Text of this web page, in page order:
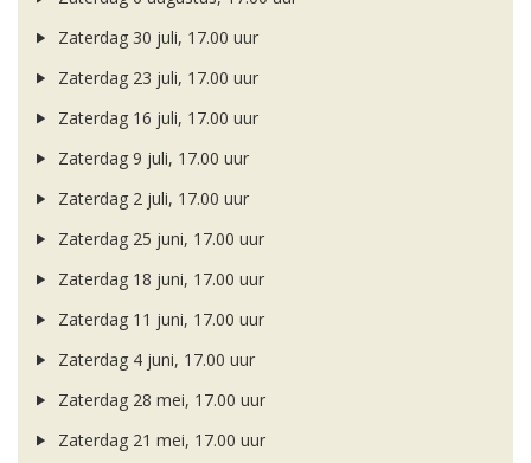
Zaterdag 30 juli, 17.00 uur
Zaterdag 23 juli, 17.00 uur
Zaterdag 16 juli, 17.00 uur
Zaterdag 9 juli, 17.00 uur
Zaterdag 2 juli, 17.00 uur
Zaterdag 25 juni, 17.00 uur
Zaterdag 18 juni, 17.00 uur
Zaterdag 11 juni, 17.00 uur
Zaterdag 4 juni, 17.00 uur
Zaterdag 28 mei, 17.00 uur
Zaterdag 21 mei, 17.00 uur